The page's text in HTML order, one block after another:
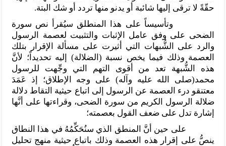
حقّةً لا ترقى إليها شائبة أو يدنو منها تردد أو شك البتة.
وتأسيساً على هذا المنطلق سيُقرأ نص سورة
الضحى على وفق عامل الإثبات والتثبيت لعصمة الرسول
والرد على الشُّبهات التي أثيرت على مسألة الإقرار بتلك
العصمة وذلك فيما يخص نسبة (الضلالة) إليه تحديداً؛ لأنَّ
هذه الشُّبهة تعد من أقوى التهم التي وجِّهت للرسول
محمد(صلى الله عليه وآله) على وجه الإطلاق؛ إذ عَمَدَ
معتنقو درء العصمة عن الرسول إلى اتباع حيثية التقاط دلالة
ضلالة الرسول الكريم من سورة الضحى، وقراءتها على أنَّها
إشارة تدل على ضعف القول بعصمته؛
على حين أنَّ المنطق الذي سنُحَكِّمُهُ في هذا النطاق
ينصُّ على إقرار هذه العصمة وذلك باتباع حيثية منهج تحليل